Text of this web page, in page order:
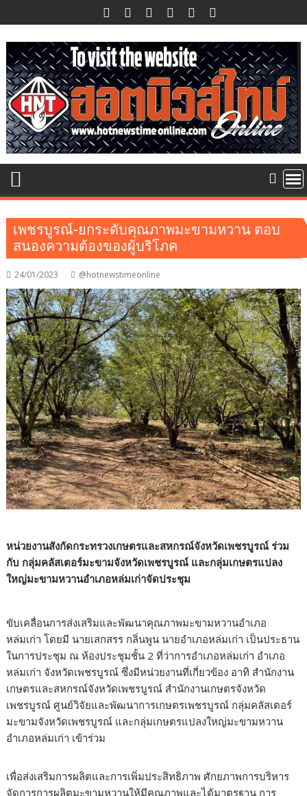
to
content
เพชรบูรณ์-ยกระดับคุณภาพมะขามหวาน ตอบ
สนองความต้องของผู้บริโภค
24/01/2023 @hotnewstimeonline
หน่วยงานสังกัดกระทรวงเกษตรและสหกรณ์จังหวัดเพชรบูรณ์ ร่วม
กับ กลุ่มคลัสเตอร์มะขามจังหวัดเพชรบูรณ์ และกลุ่มเกษตรแปลง
ใหญ่มะขามหวานอำเภอหล่มเก่าจัดประชุม
ขับเคลื่อนการส่งเสริมและพัฒนาคุณภาพมะขามหวานอำเภอ
หล่มเก่า โดยมี นายเสกสรร กลิ่นพูน นายอำเภอหล่มเก่า เป็นประธาน
ในการประชุม ณ ห้องประชุมชั้น 2 ที่ว่าการอำเภอหล่มเก่า อำเภอ
หล่มเก่า จังหวัดเพชรบูรณ์ ซึ่งมีหน่วยงานที่เกี่ยวข้อง อาทิ สำนักงาน
เกษตรและสหกรณ์จังหวัดเพชรบูรณ์ สำนักงานเกษตรจังหวัด
เพชรบูรณ์ ศูนย์วิจัยและพัฒนาการเกษตรเพชรบูรณ์ กลุ่มคลัสเตอร์
มะขามจังหวัดเพชรบูรณ์ และกลุ่มเกษตรแปลงใหญ่มะขามหวาน
อำเภอหล่มเก่า เข้าร่วม
เพื่อส่งเสริมการผลิตและการเพิ่มประสิทธิภาพ ศักยภาพการบริหาร
จัดการการผลิตมะขามหวานให้มีคุณภาพและได้มาตรฐาน การ